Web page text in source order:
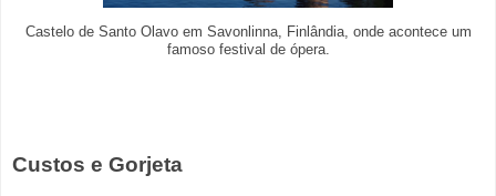
Castelo de Santo Olavo em Savonlinna, Finlândia, onde acontece um
famoso festival de ópera.
Custos e Gorjeta